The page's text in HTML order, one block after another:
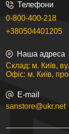
Телефони
0-800-400-218
+380504401205
Наша адреса
Склад: м. Київ,
Офіс: м. Київ,
E-mail
sanstore@ukr.net